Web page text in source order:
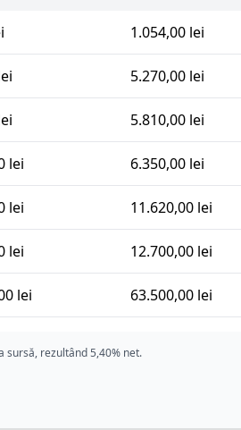
1.054,00 lei
5.270,00 lei
5.810,00 lei
lei 6.350,00 lei
lei 11.620,00 lei
lei 12.700,00 lei
lei 63.500,00 lei
sursă, rezultând 5,40% net.